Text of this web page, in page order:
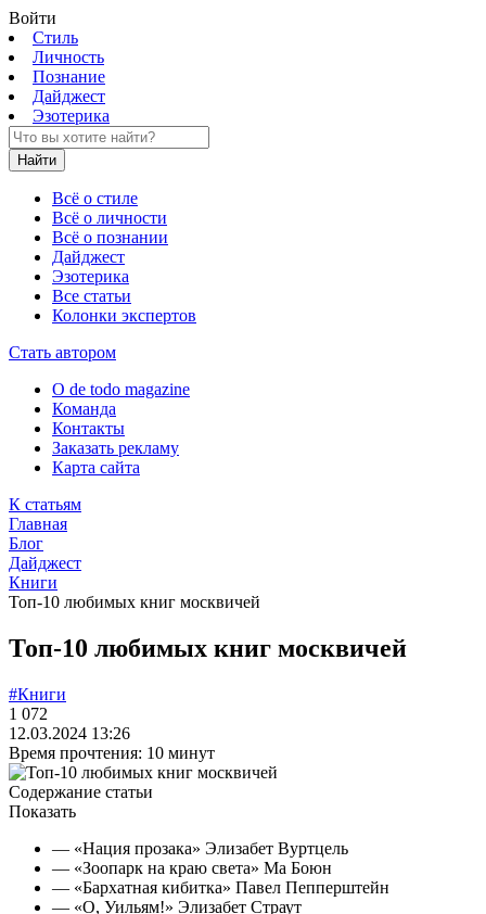
Войти
Стиль
Личность
Познание
Дайджест
Эзотерика
Найти
Всё о стиле
Всё о личности
Всё о познании
Дайджест
Эзотерика
Все статьи
Колонки экспертов
Стать автором
О de todo magazine
Команда
Контакты
Заказать рекламу
Карта сайта
К статьям
Главная
Блог
Дайджест
Книги
Топ-10 любимых книг москвичей
Топ-10 любимых книг москвичей
#Книги
1 072
12.03.2024 13:26
Время прочтения: 10 минут
Содержание статьи
Показать
— «Нация прозака» Элизабет Вуртцель
— «Зоопарк на краю света» Ма Боюн
— «Бархатная кибитка» Павел Пепперштейн
— «О, Уильям!» Элизабет Страут